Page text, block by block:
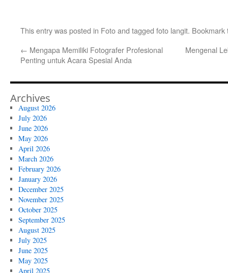
This entry was posted in Fotoand tagged foto langit.
← Mengapa Memiliki Fotografer Profesional
Penting untuk Acara Spesial Anda
Mengenal
Archives
August 2026
July 2026
June 2026
May 2026
April 2026
March 2026
February 2026
January 2026
December 2025
November 2025
October 2025
September 2025
August 2025
July 2025
June 2025
May 2025
April 2025